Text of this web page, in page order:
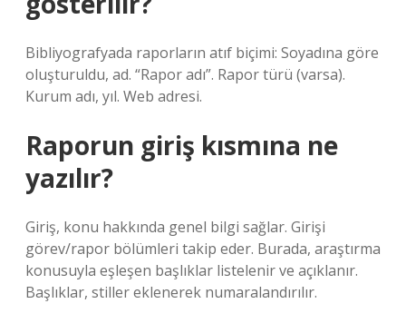
Bibliyografyada raporların atıf biçimi: Soyadına göre
oluşturuldu, ad. “Rapor adı”. Rapor türü (varsa).
Kurum adı, yıl. Web adresi.
Raporun giriş kısmına ne
yazılır?
Giriş, konu hakkında genel bilgi sağlar. Girişi
görev/rapor bölümleri takip eder. Burada, araştırma
konusuyla eşleşen başlıklar listelenir ve açıklanır.
Başlıklar, stiller eklenerek numaralandırılır.